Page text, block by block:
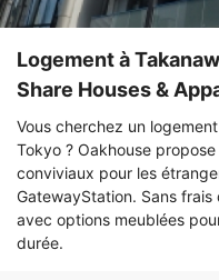
Logement à
Share Houses &
Vous cherchez un
Tokyo ? Oakhouse
conviviaux pour les
GatewayStation. Sans frais
avec options meublées
durée.